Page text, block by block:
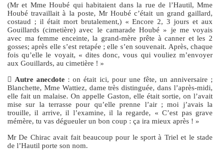
(Mr et Mme Houbé qui habitaient dans la rue de l’Hautil, Mme
Houbé travaillait à la poste, Mr Houbé c’était un grand gaillard,
costaud ; il était mort brutalement,) « Encore 2, 3 jours et aux
Gouillards (cimetière) avec le camarade Houbé » je me voyais
avec ma femme enceinte, la grand-mère prête à canner et les 2
gosses; après elle s’est retapée ; elle s’en souvenait. Après, chaque
fois qu’elle le voyait, « dites donc, vous qui vouliez m’envoyer
aux Gouillards, au cimetière ! »
 Autre anecdote : on était ici, pour une fête, un anniversaire ;
Blanchette, Mme Wattiez, dame très distinguée, dans l’après-midi,
elle fait un malaise. On appelle Gaston, elle était sortie, on l’avait
mise sur la terrasse pour qu’elle prenne l’air ; moi j’avais la
trouille, il arrive, il l’examine, il la regarde, « C’est pas grave
mémère, tu vas dégueuler un bon coup : ça ira mieux après ! »
Mr De Chirac avait fait beaucoup pour le sport à Triel et le stade
de l’Hautil porte son nom.